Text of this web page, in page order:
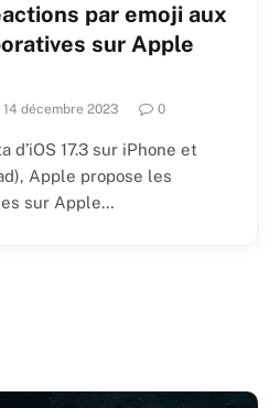
par emoji aux
sur Apple
14 décembre 2023 0
d’iOS 17.3 sur iPhone et
Apple propose les
sur Apple…